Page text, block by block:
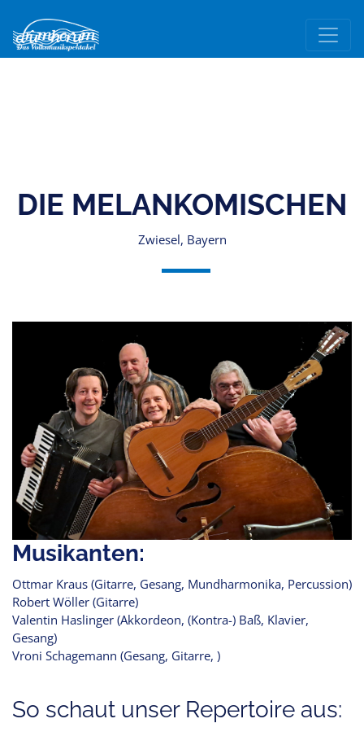
DIE MELANKOMISCHEN
Zwiesel, Bayern
Musikanten:
Ottmar Kraus (Gitarre, Gesang, Mundharmonika, Percussion)
Robert Wöller (Gitarre)
Valentin Haslinger (Akkordeon, (Kontra-) Baß, Klavier,
Gesang)
Vroni Schagemann (Gesang, Gitarre, )
So schaut unser Repertoire aus: